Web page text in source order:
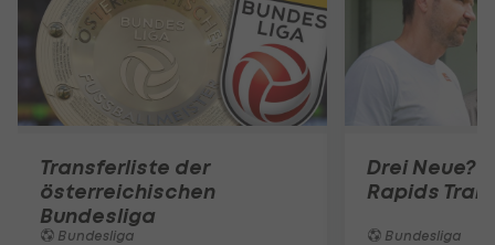
Transferliste der
österreichischen
Bundesliga
Bundesliga
Drei Neue?
Rapids
Bundesliga